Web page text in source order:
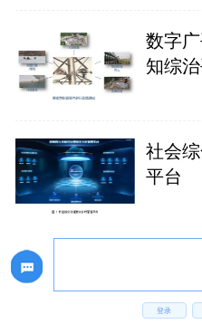
数字
知综
社会
平台
登录